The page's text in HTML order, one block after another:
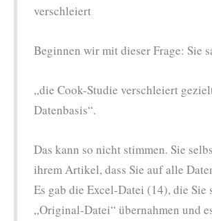
verschleiert
Beginnen wir mit dieser Frage: Sie
„die Cook-Studie verschleiert
Datenbasis“.
Das kann so nicht stimmen. Sie
ihrem Artikel, dass Sie auf alle
Es gab die Excel-Datei (14), die Sie
„Original-Datei“ übernahmen und